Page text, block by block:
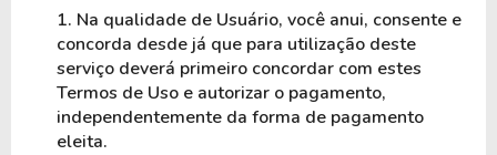
1. Na qualidade de Usuário, você anui, consente e
concorda desde já que para utilização deste
serviço deverá primeiro concordar com estes
Termos de Uso e autorizar o pagamento,
independentemente da forma de pagamento
eleita.